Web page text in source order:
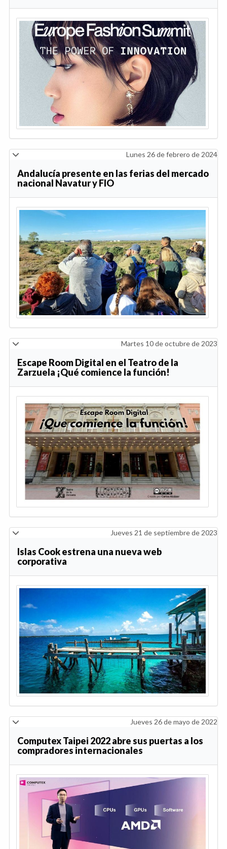
Lunes 26 de febrero de 2024
Andalucía presente en las ferias del mercado
nacional Navatur y FIO
Martes 10 de octubre de 2023
Escape Room Digital en el Teatro de la
Zarzuela ¡Qué comience la función!
Jueves 21 de septiembre de 2023
Islas Cook estrena una nueva web
corporativa
Jueves 26 de mayo de 2022
Computex Taipei 2022 abre sus puertas a los
compradores internacionales